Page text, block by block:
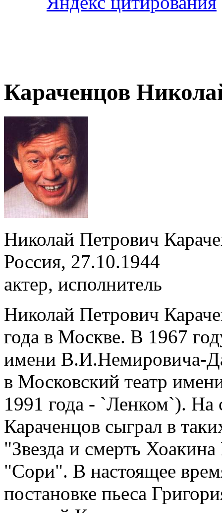
Караченцов
Николай Петрович
Россия, 27.10.1944
актер, исполнитель
Николай Петрович
года в Москве. В 1967
имени В.И.Немировича-
в Московский театр
1991 года - `Ленком`). На
Караченцов сыграл в
"Звезда и смерть
"Сори". В настоящее
постановке пьеса